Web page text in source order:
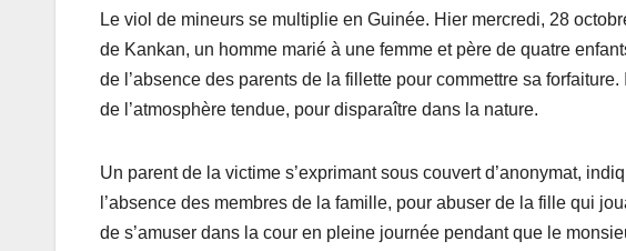
Le viol de mineurs se multiplie en Guinée. Hier mercredi, 28
de Kankan, un homme marié à une femme et père de quatre
de l’absence des parents de la fillette pour commettre sa
de l’atmosphère tendue, pour disparaître dans la nature.
Un parent de la victime s’exprimant sous couvert d’anonymat,
l’absence des membres de la famille, pour abuser de la fille qui
de s’amuser dans la cour en pleine journée pendant que le